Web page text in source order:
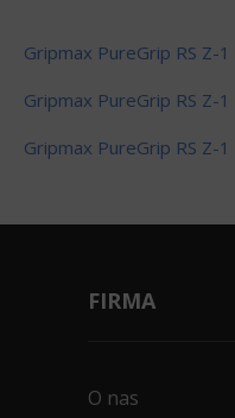
Gripmax PureGrip RS Z-1
Gripmax PureGrip RS Z-1
Gripmax PureGrip RS Z-1
FIRMA
O nas